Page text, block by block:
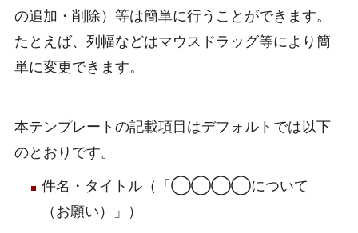
の追加・削除）等は簡単に行うことができます。
たとえば、列幅などはマウスドラッグ等により簡
単に変更できます。
本テンプレートの記載項目はデフォルトでは以下
のとおりです。
件名・タイトル（「◯◯◯◯について
（お願い）」）